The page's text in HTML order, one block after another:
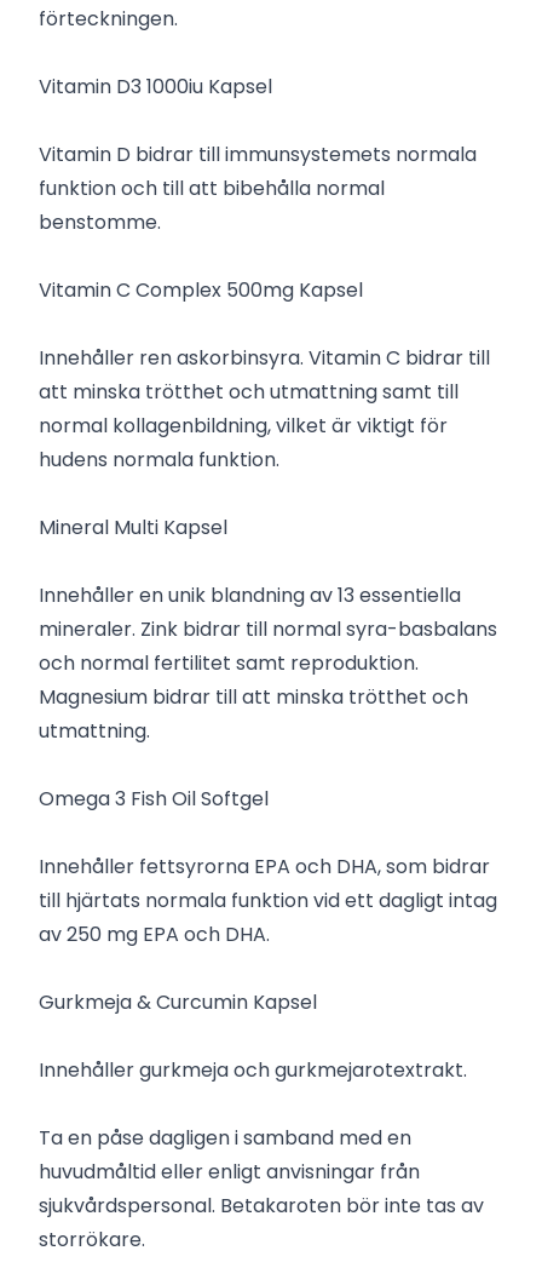
förteckningen.
Vitamin D3 1000iu Kapsel
Vitamin D bidrar till immunsystemets normala
funktion och till att bibehålla normal
benstomme.
Vitamin C Complex 500mg Kapsel
Innehåller ren askorbinsyra. Vitamin C bidrar till
att minska trötthet och utmattning samt till
normal kollagenbildning, vilket är viktigt för
hudens normala funktion.
Mineral Multi Kapsel
Innehåller en unik blandning av 13 essentiella
mineraler. Zink bidrar till normal syra-basbalans
och normal fertilitet samt reproduktion.
Magnesium bidrar till att minska trötthet och
utmattning.
Omega 3 Fish Oil Softgel
Innehåller fettsyrorna EPA och DHA, som bidrar
till hjärtats normala funktion vid ett dagligt intag
av 250 mg EPA och DHA.
Gurkmeja & Curcumin Kapsel
Innehåller gurkmeja och gurkmejarotextrakt.
Ta en påse dagligen i samband med en
huvudmåltid eller enligt anvisningar från
sjukvårdspersonal. Betakaroten bör inte tas av
storrökare.